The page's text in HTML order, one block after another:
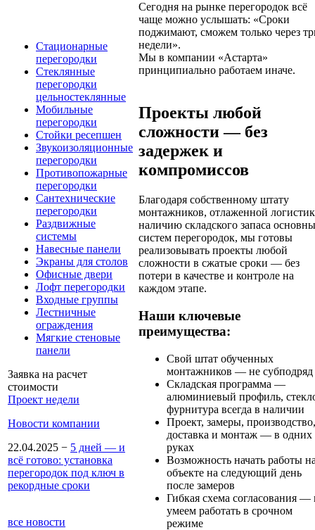
Стационарные
перегородки
Стеклянные
перегородки
цельностеклянные
Мобильные
перегородки
Стойки ресепшен
Звукоизоляционные
перегородки
Противопожарные
перегородки
Сантехнические
перегородки
Раздвижные
системы
Навесные панели
Экраны для столов
Офисные двери
Лофт перегородки
Входные группы
Лестничные
ограждения
Мягкие стеновые
панели
Заявка на расчет
стоимости
Проект недели
Новости компании
22.04.2025 − 5 дней — и
всё готово: установка
перегородок под ключ в
рекордные сроки
все новости
Сегодня на рынке перегородок всё
чаще можно услышать: «Сроки
поджимают, сможем только через
недели».
Мы в компании «Астарта»
принципиально работаем иначе.
Проекты любой
сложности — без
задержек и
компромиссов
Благодаря собственному штату
монтажников, отлаженной
наличию складского запаса
систем перегородок, мы готовы
реализовывать проекты любой
сложности в сжатые сроки — без
потери в качестве и контроле на
каждом этапе.
Наши ключевые
преимущества:
Свой штат обученных
монтажников — не субподряд
Складская программа —
алюминиевый профиль,
фурнитура всегда в наличии
Проект, замеры, производство,
доставка и монтаж — в одних
руках
Возможность начать работы
объекте на следующий день
после замеров
Гибкая схема согласования
умеем работать в срочном
режиме